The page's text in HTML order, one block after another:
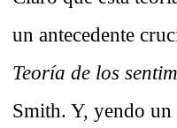
un antecedente
Teoría de los
Smith. Y, yendo un